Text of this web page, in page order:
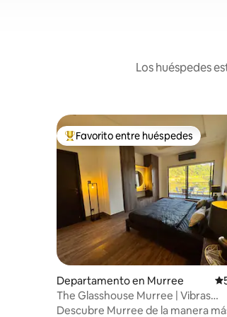
Los huéspedes
De los mejores en Favorito entre
Favorito entre huéspedes
Departamento en Murree
The Glasshouse Murree | Vibras
panorámicas del valle
Descubre Murree de la manera